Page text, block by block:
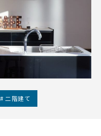
二階建て